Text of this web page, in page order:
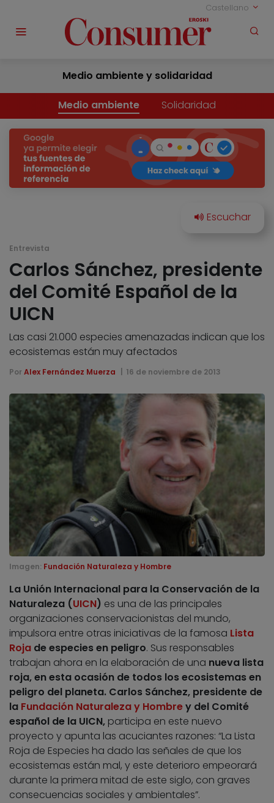
Castellano
Medio ambiente y solidaridad
Medio ambiente Solidaridad
Entrevista
Carlos Sánchez, presidente
del Comité Español de la
UICN
Las casi 21.000 especies amenazadas indican que los
ecosistemas están muy afectados
Por Alex Fernández Muerza 16 de noviembre de 2013
Imagen: Fundación Naturaleza y Hombre
La Unión Internacional para la Conservación de la
Naturaleza (UICN) es una de las principales
organizaciones conservacionistas del mundo,
impulsora entre otras iniciativas de la famosa Lista
Roja de especies en peligro. Sus responsables
trabajan ahora en la elaboración de una nueva lista
roja, en esta ocasión de todos los ecosistemas en
peligro del planeta. Carlos Sánchez, presidente de
la Fundación Naturaleza y Hombrey del Comité
español de la UICN, participa en este nuevo
proyecto y apunta las acuciantes razones: “La Lista
Roja de Especies ha dado las señales de que los
ecosistemas están mal, y este deterioro empeorará
durante la primera mitad de este siglo, con graves
consecuencias sociales y ambientales”.